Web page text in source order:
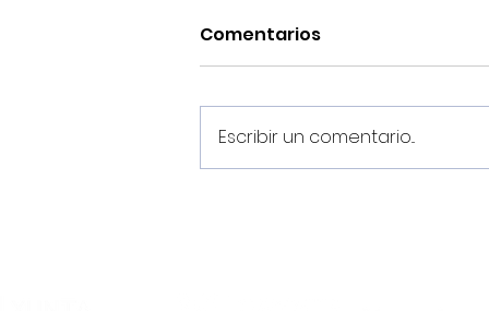
Comentarios
Escribir un comentario...